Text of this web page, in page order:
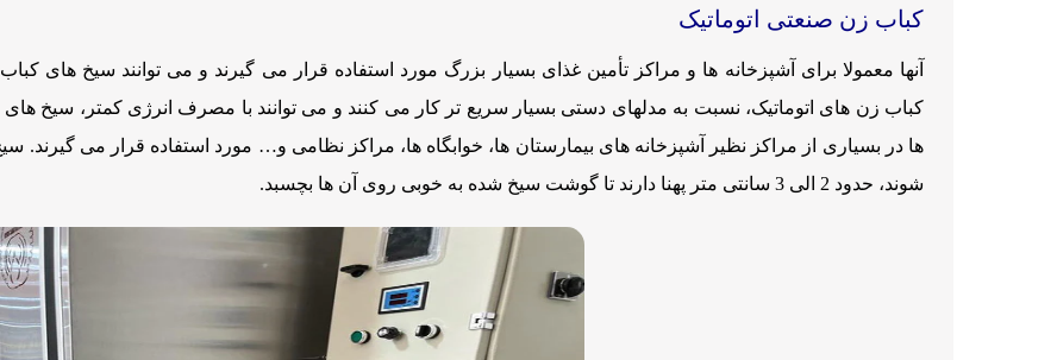
کباب زن صنعتی اتوماتیک
آنها معمولا برای آشپزخانه ها و مراکز تأمین غذای بسیار بزرگ مورد استفاده قرار می گیرند و می توانند سیخ های
کباب زن های اتوماتیک، نسبت به مدلهای دستی بسیار سریع تر کار می کنند و می توانند با مصرف انرژی کمتر، سیخ های
ها در بسیاری از مراکز نظیر آشپزخانه های بیمارستان ها، خوابگاه ها، مراکز نظامی و… مورد استفاده قرار می گیرند.
شوند، حدود 2 الی 3 سانتی متر پهنا دارند تا گوشت سیخ شده به خوبی روی آن ها بچسبد.